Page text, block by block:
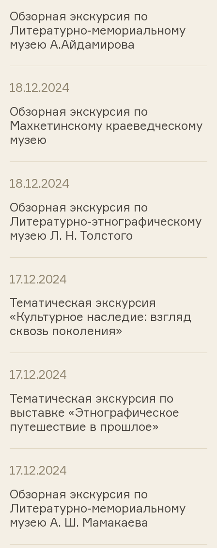
Обзорная экскурсия по
Литературно-мемориальному
музею А.Айдамирова
18.12.2024
Обзорная экскурсия по
Махкетинскому краеведческому
музею
18.12.2024
Обзорная экскурсия по
Литературно-этнографическому
музею Л. Н. Толстого
17.12.2024
Тематическая экскурсия
«Культурное наследие: взгляд
сквозь поколения»
17.12.2024
Тематическая экскурсия по
выставке «Этнографическое
путешествие в прошлое»
17.12.2024
Обзорная экскурсия по
Литературно-мемориальному
музею А. Ш. Мамакаева